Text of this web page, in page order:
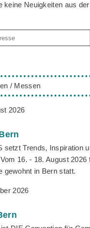
keine Neuigkeiten aus
/ Messen
2026
setzt Trends, Inspiration
16. - 18. August 2026
gewohnt in Bern statt.
2026